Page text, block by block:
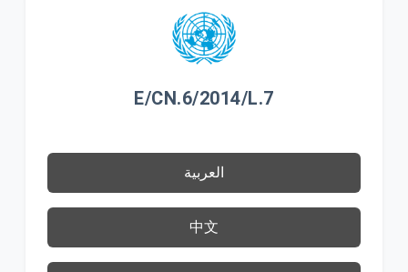
E/CN.6/2014/L.7
العربية
中文